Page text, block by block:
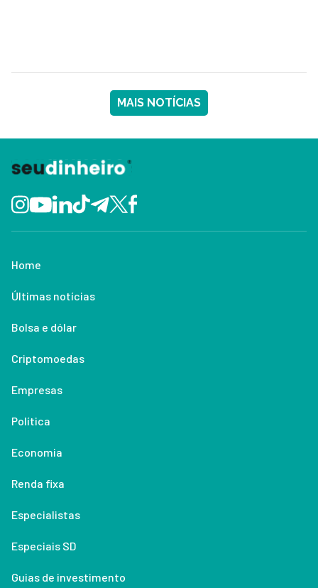
MAIS NOTÍCIAS
Home
Últimas notícias
Bolsa e dólar
Criptomoedas
Empresas
Política
Economia
Renda fixa
Especialistas
Especiais SD
Guias de investimento